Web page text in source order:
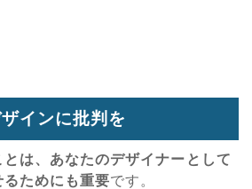
インに批判を
は、あなたのデザイナーとして
ためにも重要です。